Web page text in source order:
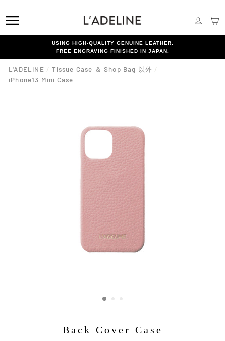
to
content
SITE NAVIGATION LOG
USING HIGH-QUALITY GENUINE LEATHER.
FREE ENGRAVING FINISHED IN JAPAN.
L'ADELINE / Tissue Case ＆ Shop Bag 以外 /
iPhone13 Mini Case
Back Cover Case
View Cart